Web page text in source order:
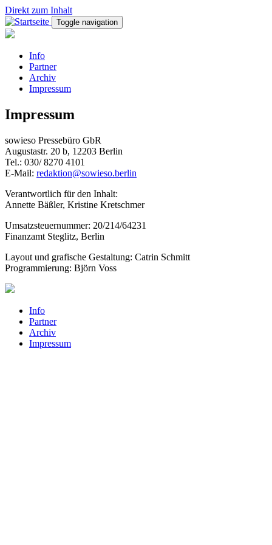
Direkt zum Inhalt
Toggle navigation
Info
Partner
Archiv
Impressum
Impressum
sowieso Pressebüro GbR
Augustastr. 20 b, 12203 Berlin
Tel.: 030/ 8270 4101
E-Mail: redaktion@sowieso.berlin
Verantwortlich für den Inhalt:
Annette Bäßler, Kristine Kretschmer
Umsatzsteuernummer: 20/214/64231
Finanzamt Steglitz, Berlin
Layout und grafische Gestaltung: Catrin Schmitt
Programmierung: Björn Voss
Info
Partner
Archiv
Impressum